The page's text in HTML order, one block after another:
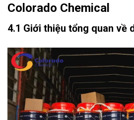
Colorado Chemical
4.1 Giới thiệu tổng quan về